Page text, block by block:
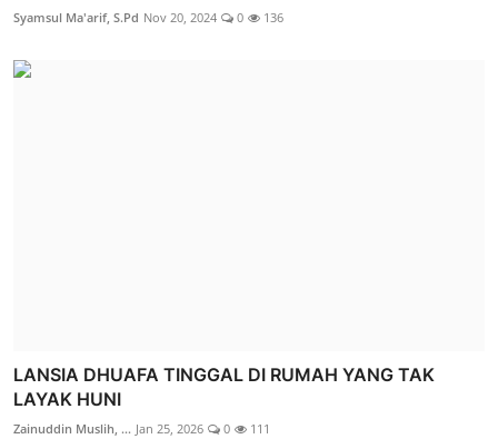
Syamsul Ma'arif, S.Pd Nov 20, 2024 0 136
LANSIA DHUAFA TINGGAL DI RUMAH YANG TAK
LAYAK HUNI
Zainuddin Muslih, ... Jan 25, 2026 0 111